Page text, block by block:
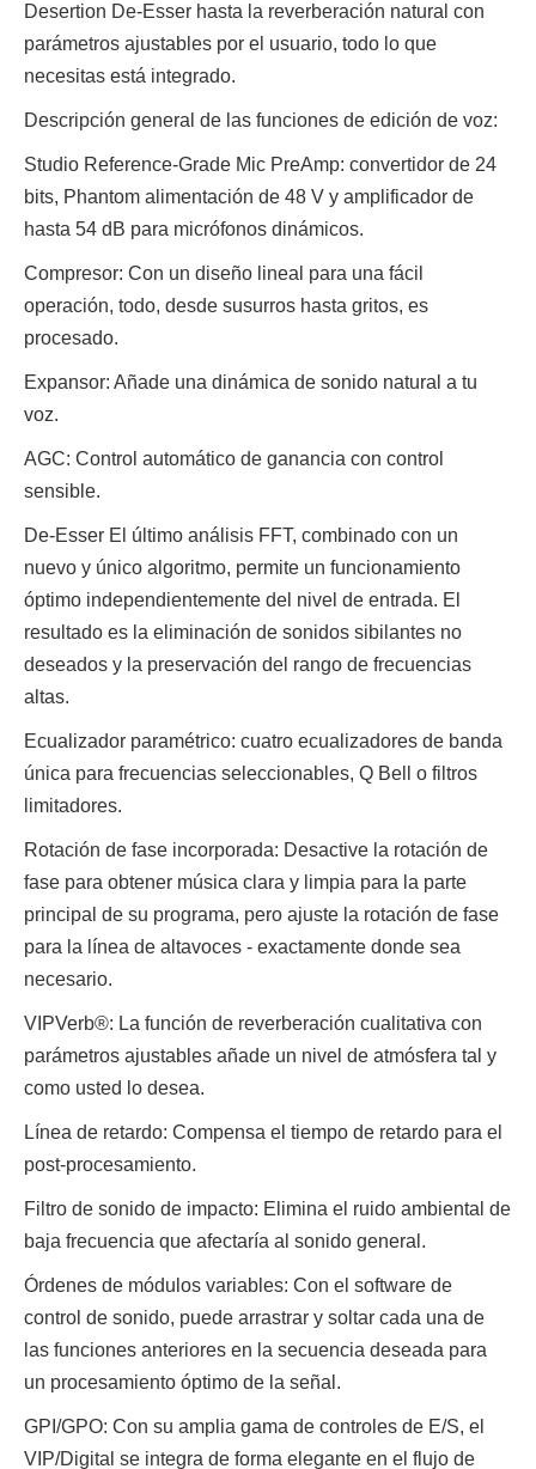
Desertion De-Esser hasta la reverberación natural con
parámetros ajustables por el usuario, todo lo que
necesitas está integrado.
Descripción general de las funciones de edición de voz:
Studio Reference-Grade Mic PreAmp: convertidor de 24
bits, Phantom alimentación de 48 V y amplificador de
hasta 54 dB para micrófonos dinámicos.
Compresor: Con un diseño lineal para una fácil
operación, todo, desde susurros hasta gritos, es
procesado.
Expansor: Añade una dinámica de sonido natural a tu
voz.
AGC: Control automático de ganancia con control
sensible.
De-Esser El último análisis FFT, combinado con un
nuevo y único algoritmo, permite un funcionamiento
óptimo independientemente del nivel de entrada. El
resultado es la eliminación de sonidos sibilantes no
deseados y la preservación del rango de frecuencias
altas.
Ecualizador paramétrico: cuatro ecualizadores de banda
única para frecuencias seleccionables, Q Bell o filtros
limitadores.
Rotación de fase incorporada: Desactive la rotación de
fase para obtener música clara y limpia para la parte
principal de su programa, pero ajuste la rotación de fase
para la línea de altavoces - exactamente donde sea
necesario.
VIPVerb®: La función de reverberación cualitativa con
parámetros ajustables añade un nivel de atmósfera tal y
como usted lo desea.
Línea de retardo: Compensa el tiempo de retardo para el
post-procesamiento.
Filtro de sonido de impacto: Elimina el ruido ambiental de
baja frecuencia que afectaría al sonido general.
Órdenes de módulos variables: Con el software de
control de sonido, puede arrastrar y soltar cada una de
las funciones anteriores en la secuencia deseada para
un procesamiento óptimo de la señal.
GPI/GPO: Con su amplia gama de controles de E/S, el
VIP/Digital se integra de forma elegante en el flujo de